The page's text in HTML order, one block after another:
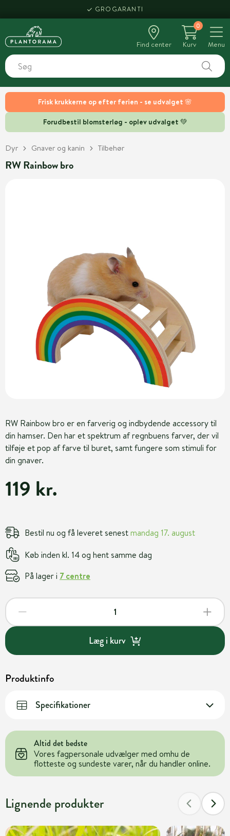
Frisk krukkerne op efter ferien - se udvalget 🌸
Forudbestil blomsterløg - oplev udvalget 💚
GROGARANTI
Find center
0
Kurv
Menu
Dyr Gnaver og kanin Tilbehør
RW Rainbow bro
RW Rainbow bro er en farverig og indbydende accessory til
din hamser. Den har et spektrum af regnbuens farver, der vil
tilføje et pop af farve til buret, samt fungere som stimuli for
din gnaver.
119 kr.
Bestil nu og få leveret senestmandag 17. august
Køb inden kl. 14 og hent samme dag
På lager i 7 centre
Læg i kurv
Produktinfo
Specifikationer
Altid det bedste
Vores fagpersonale udvælger med omhu de
flotteste og sundeste varer, når du handler online.
Lignende produkter